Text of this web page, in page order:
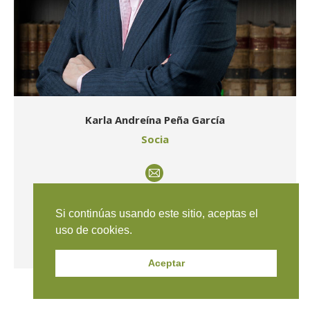
Karla Andreína Peña García
Socia
2010 y socia desde 2019.
E-
Ver detalles
Si continúas usando este sitio, aceptas el
uso de cookies.
Aceptar